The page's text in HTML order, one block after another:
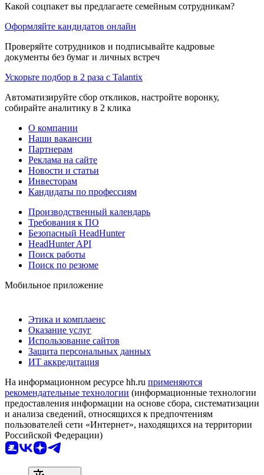
Какой соцпакет вы предлагаете семейным сотрудникам?
Оформляйте кандидатов онлайн
Проверяйте сотрудников и подписывайте кадровые
документы без бумаг и личных встреч
Ускорьте подбор в 2 раза с Talantix
Автоматизируйте сбор откликов, настройте воронку,
собирайте аналитику в 2 клика
О компании
Наши вакансии
Партнерам
Реклама на сайте
Новости и статьи
Инвесторам
Кандидаты по профессиям
Производственный календарь
Требования к ПО
Безопасный HeadHunter
HeadHunter API
Поиск работы
Поиск по резюме
Мобильное приложение
Этика и комплаенс
Оказание услуг
Использование сайтов
Защита персональных данных
ИТ аккредитация
На информационном ресурсе hh.ru применяются
рекомендательные технологии (информационные технологии
предоставления информации на основе сбора, систематизации
и анализа сведений, относящихся к предпочтениям
пользователей сети «Интернет», находящихся на территории
Российской Федерации)